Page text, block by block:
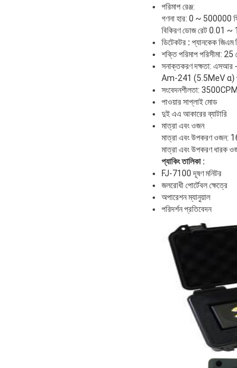
পরিমাপ রেঞ্জ:
গণনা হার: 0 ~ 500000
বিকিরণ ডোজ রেট 0.01
ডিটেকটর : প্যানকেক জিএম
শক্তি পরিমাপ পরিসীমা:
সনাক্তকরণ দক্ষতা:
Am-241 (5.5MeV α)
সংবেদনশীলতা:
পাওয়ার সাপ্লাই মোড
দুই এএ আকারের ব্যাটারি
মাত্রা এবং ওজন
মাত্রা এবং উপকরণ
মাত্রা এবং উপকরণ
প্যাকিং তালিকা :
FJ-7100 দূষণ মনিটর
জলরোধী পোর্টেবল ক্ষেত্রে
অপারেশন ম্যানুয়াল
পরিদর্শন প্রতিবেদন